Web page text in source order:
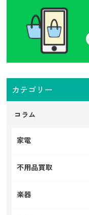
カテゴリー
コラム
家電
不用品買取
楽器